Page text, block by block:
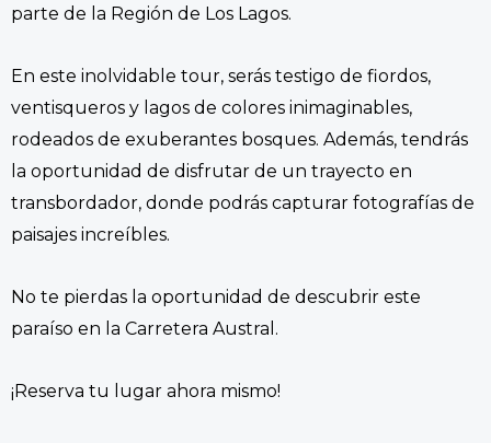
parte de la Región de Los Lagos.
En este inolvidable tour, serás testigo de fiordos,
ventisqueros y lagos de colores inimaginables,
rodeados de exuberantes bosques. Además, tendrás
la oportunidad de disfrutar de un trayecto en
transbordador, donde podrás capturar fotografías de
paisajes increíbles.
No te pierdas la oportunidad de descubrir este
paraíso en la Carretera Austral.
¡Reserva tu lugar ahora mismo!